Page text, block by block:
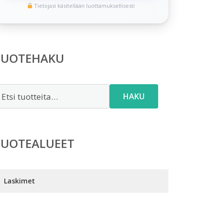
Tietojasi käsitellään luottamuksellisesti
HAKU
Laskimet